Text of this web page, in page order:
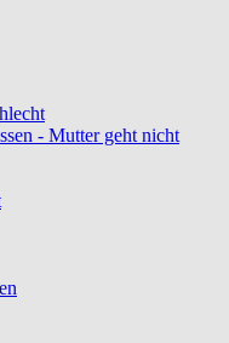
- Mutter geht nicht